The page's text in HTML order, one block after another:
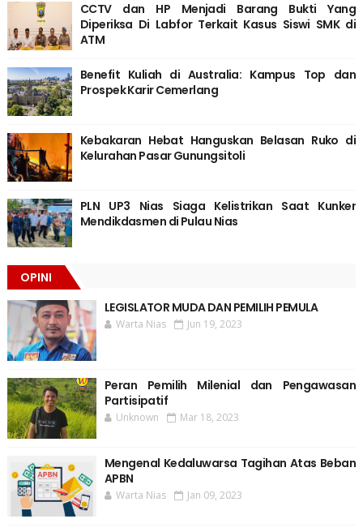
CCTV dan HP Menjadi Barang Bukti Yang
Diperiksa Di Labfor Terkait Kasus Siswi SMK di
ATM
Benefit Kuliah di Australia: Kampus Top dan
Prospek Karir Cemerlang
Kebakaran Hebat Hanguskan Belasan Ruko di
Kelurahan Pasar Gunungsitoli
PLN UP3 Nias Siaga Kelistrikan Saat Kunker
Mendikdasmen di Pulau Nias
OPINI
LEGISLATOR MUDA DAN PEMILIH PEMULA
Warta Nias Jun 19, 2023
Peran Pemilih Milenial dan Pengawasan
Partisipatif
Unknown Mar 18, 2023
Mengenal Kedaluwarsa Tagihan Atas Beban
APBN
Warta Nias Jan 09, 2023